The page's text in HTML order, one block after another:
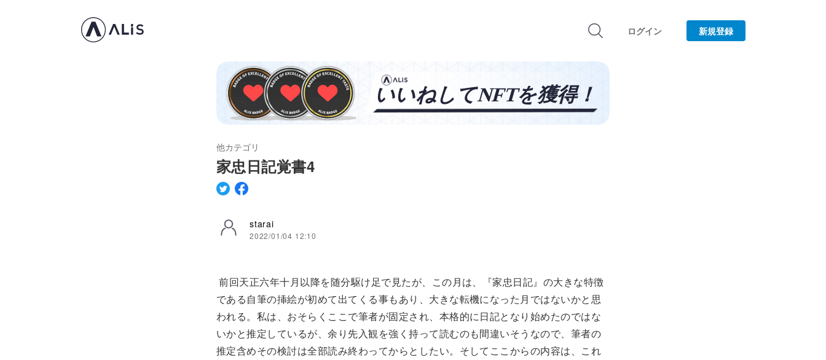
ログイン 新規登録
他カテゴリ
家忠日記覚書4
starai
2022/01/04 12:10
前回天正六年十月以降を随分駆け足で見たが、この月は、『家忠日記』の大きな特徴
である自筆の挿絵が初めて出てくる事もあり、大きな転機になった月ではないかと思
われる。私は、おそらくここで筆者が固定され、本格的に日記となり始めたのではな
いかと推定しているが、余り先入観を強く持って読むのも間違いそうなので、筆者の
推定含めその検討は全部読み終わってからとしたい。そしてここからの内容は、これ